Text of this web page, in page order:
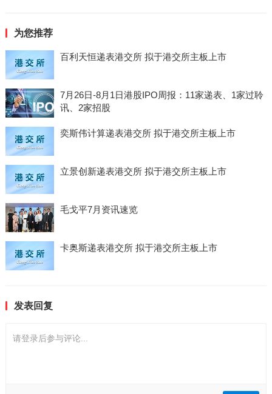
为您推荐
百利天恒递表港交所 拟于港交所主板上市
7月26日-8月1日港股IPO周报：11家递表、1家过聆
讯、2家招股
奕斯伟计算递表港交所 拟于港交所主板上市
立景创新递表港交所 拟于港交所主板上市
毛戈平7月资讯速览
卡奥斯递表港交所 拟于港交所主板上市
发表回复
请登录后参与评论...